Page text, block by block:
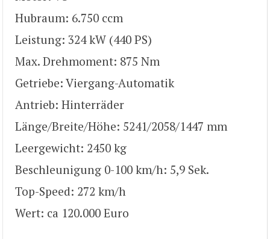
Hubraum: 6.750 ccm
Leistung: 324 kW (440 PS)
Max. Drehmoment: 875 Nm
Getriebe: Viergang-Automatik
Antrieb: Hinterräder
Länge/Breite/Höhe: 5241/2058/1447 mm
Leergewicht: 2450 kg
Beschleunigung 0-100 km/h: 5,9 Sek.
Top-Speed: 272 km/h
Wert: ca 120.000 Euro